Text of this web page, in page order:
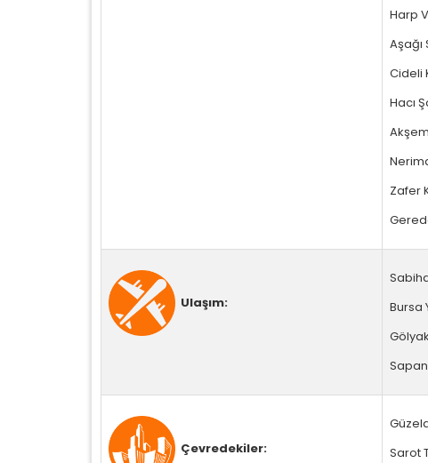
Harp
Aşağı
Cideli
Hacı
Zafer
Ulaşım:
Bursa
Çevredekiler:
Sarot